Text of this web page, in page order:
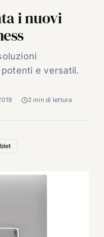
i nuovi
e versatil.
2 min di lettura